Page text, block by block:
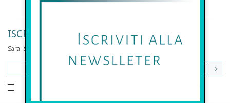
ISCRIVITI ALLA NEWSLETTER
Sarai sempre aggiornato su offerte e promozioni.